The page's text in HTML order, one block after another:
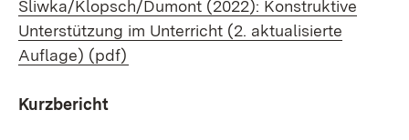
Sliwka/Klopsch/Dumont (2022): Konstruktive
Unterstützung im Unterricht (2. aktualisierte
Auflage) (pdf)
Kurzbericht